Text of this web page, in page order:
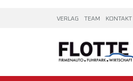
VERLAG TEAM KONTAKT